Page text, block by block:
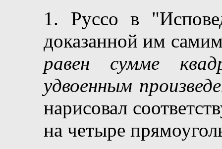
1. Руссо в
доказанной им
равен сумме
удвоенным
нарисовал
на четыре